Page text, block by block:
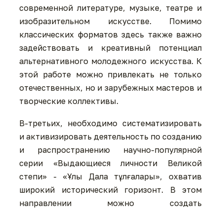
современной литературе, музыке, театре и
изобразительном искусстве. Помимо
классических форматов здесь также важно
задействовать и креативный потенциал
альтернативного молодежного искусства. К
этой работе можно привлекать не только
отечественных, но и зарубежных мастеров и
творческие коллективы.
В-третьих, необходимо систематизировать
и активизировать деятельность по созданию
и распространению научно-популярной
серии «Выдающиеся личности Великой
степи» - «Ұлы Дала тұлғалары», охватив
широкий исторический горизонт. В этом
направлении можно создать